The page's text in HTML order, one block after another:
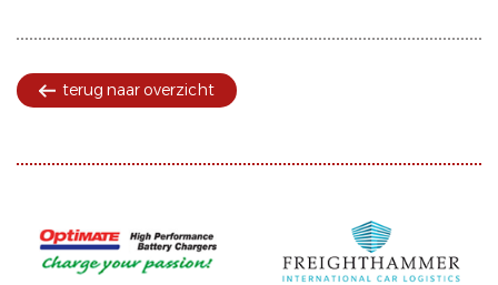
terug naar overzicht